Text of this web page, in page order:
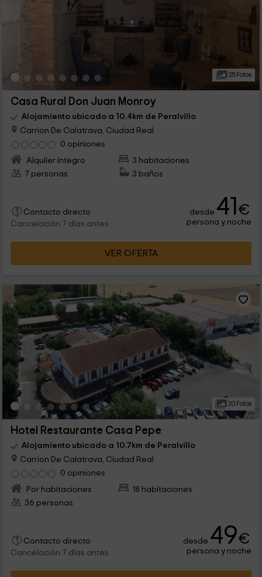
25 Fotos
Casa Rural Don Juan Monroy
Alojamiento ubicado a 10.4km de Peralvillo
Carrion De Calatrava, Ciudad Real
0 opiniones
Alquiler íntegro
3 habitaciones
7 personas
3 baños
Contacto directo
Cancelación 7 días antes
desde 41€
persona y noche
VER OFERTA
20 Fotos
Hotel Restaurante Casa Pepe
Alojamiento ubicado a 10.7km de Peralvillo
Carrion De Calatrava, Ciudad Real
0 opiniones
Por habitaciones
18 habitaciones
36 personas
Contacto directo
Cancelación 7 días antes
desde 49€
persona y noche